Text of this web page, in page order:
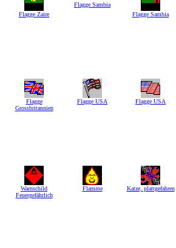
Flagge Zaire
Flagge Sambia
Flagge Sambia
Flagge
Grossbritannien
Flagge USA Flagge USA
Warnschild
Feuergefährlich
Flamme Katze, plattgefahren